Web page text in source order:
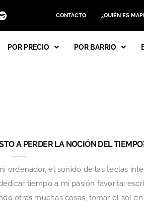
CONTACTO ¿QUIÉN ES
POR PRECIO POR BARRIO
A PERDER LA NOCIÓN DEL
ordenador, el sonido de las teclas
tiempo a mi pasión favorita:
otras muchas cosas, tomar el sol